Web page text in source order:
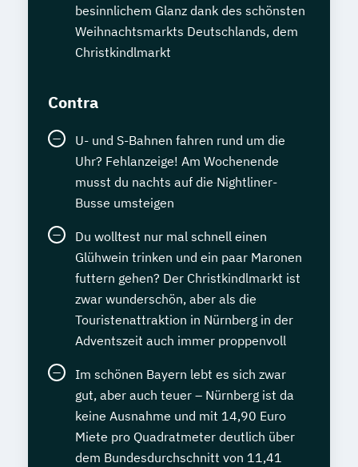
besinnlichem Glanz dank des schönsten
Weihnachtsmarkts Deutschlands, dem
Christkindlmarkt
Contra
U- und S-Bahnen fahren rund um die
Uhr? Fehlanzeige! Am Wochenende
musst du nachts auf die Nightliner-
Busse umsteigen
Du wolltest nur mal schnell einen
Glühwein trinken und ein paar Maronen
futtern gehen? Der Christkindlmarkt ist
zwar wunderschön, aber als die
Touristenattraktion in Nürnberg in der
Adventszeit auch immer proppenvoll
Im schönen Bayern lebt es sich zwar
gut, aber auch teuer – Nürnberg ist da
keine Ausnahme und mit 14,90 Euro
Miete pro Quadratmeter deutlich über
dem Bundesdurchschnitt von 11,41